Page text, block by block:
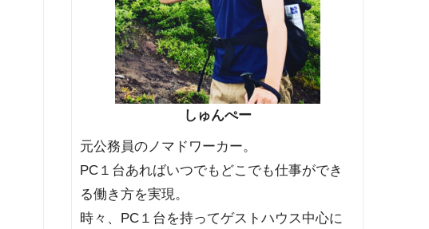
しゅんぺー
元公務員のノマドワーカー。
PC１台あればいつでもどこでも仕事ができ
る働き方を実現。
時々、PC１台を持ってゲストハウス中心に